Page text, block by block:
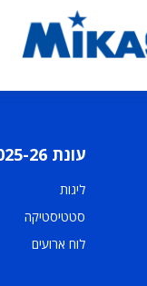
עונת 2025-26
ליגות
סטטיסטיקה
לוח ארועים